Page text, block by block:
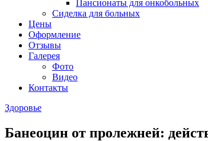
Пансионаты для онкобольных
Сиделка для больных
Цены
Оформление
Отзывы
Галерея
Фото
Видео
Контакты
Здоровье
Банеоцин от пролежней: